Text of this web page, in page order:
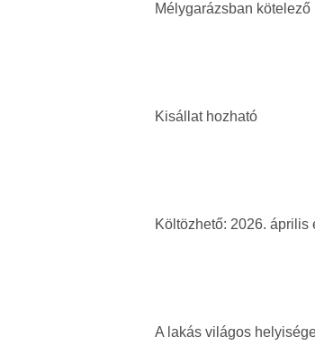
Mélygarázsban
Kisállat hozható
Költözhető: 2026. április
A lakás világos